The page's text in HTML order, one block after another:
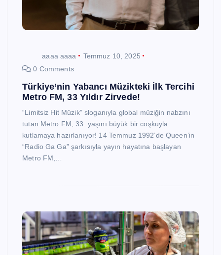
aaaa aaaa
Temmuz 10, 2025
0 Comments
Türkiye’nin Yabancı Müzikteki İlk Tercihi
Metro FM, 33 Yıldır Zirvede!
“Limitsiz Hit Müzik” sloganıyla global müziğin nabzını
tutan Metro FM, 33. yaşını büyük bir coşkuyla
kutlamaya hazırlanıyor! 14 Temmuz 1992’de Queen’in
“Radio Ga Ga” şarkısıyla yayın hayatına başlayan
Metro FM,…